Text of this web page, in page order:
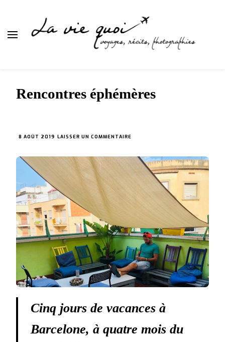
Rencontres éphémères
8 AOÛT 2019 LAISSER UN COMMENTAIRE
Cinq jours de vacances à
Barcelone, à quatre mois du